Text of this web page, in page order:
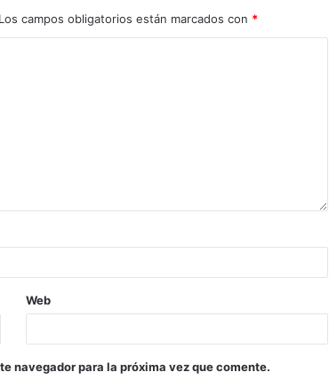
Los campos obligatorios están marcados con *
Web
navegador para la próxima vez que comente.